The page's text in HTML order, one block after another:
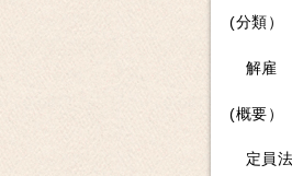
(分類）
解雇
(概要）
定員法